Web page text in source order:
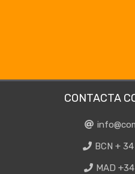
CONTACTA
BCN +
MAD